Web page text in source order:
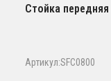
Стойка
Артикул:SFC0800